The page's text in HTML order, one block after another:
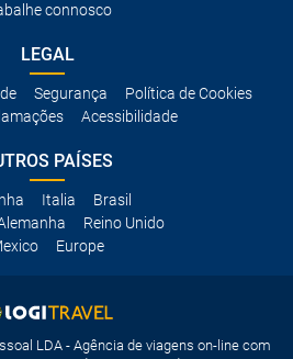
connosco
LEGAL
Segurança
Política de Cookies
Acessibilidade
PAÍSES
Italia
Brasil
Reino Unido
Europe
LDA - Agência de viagens on-line com